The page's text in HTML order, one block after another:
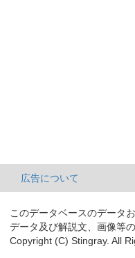
広告について
このデータベースのデータ
データ及び解説文、画像等
Copyright (C) Stingray. All